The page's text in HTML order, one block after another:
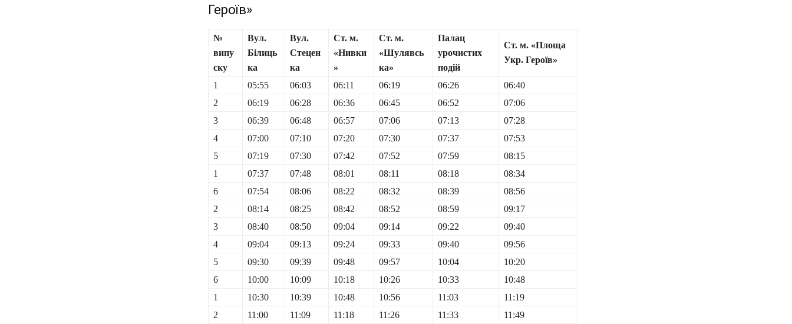
Героїв»
№
випу
ску
Вул.
Білиць
ка
Вул.
Стецен
ка
Ст. м.
«Нивки
»
Ст. м.
«Шулявсь
ка»
Палац
урочистих
подій
Ст. м. «Площа
Укр. Героїв»
1 05:55 06:03 06:11 06:19 06:26
06:40
2
06:19 06:28 06:36 06:45 06:52
07:06
3
06:39 06:48 06:57 07:06 07:13
07:28
4
07:00 07:10 07:20 07:30 07:37
07:53
5
07:19 07:30 07:42 07:52 07:59
08:15
1
07:37 07:48 08:01 08:11 08:18
08:34
6
07:54 08:06 08:22 08:32 08:39
08:56
2
08:14 08:25 08:42 08:52 08:59
09:17
3
08:40 08:50 09:04 09:14 09:22
09:40
4
09:04 09:13 09:24 09:33 09:40
09:56
5
09:30 09:39 09:48 09:57 10:04
10:20
6
10:00 10:09 10:18 10:26 10:33
10:48
1
10:30 10:39 10:48 10:56 11:03
11:19
2
11:00 11:09 11:18 11:26 11:33 11:49